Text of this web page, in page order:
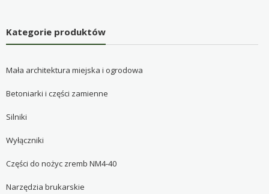
Kategorie produktów
Mała architektura miejska i ogrodowa
Betoniarki i części zamienne
Silniki
Wyłączniki
Części do nożyc zremb NM4-40
Narzędzia brukarskie